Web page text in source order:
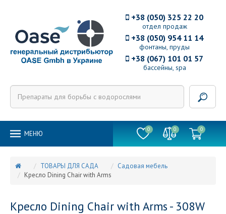
отдел продаж
+38 (050) 325 22 20
фонтаны, пруды
+38 (050) 954 11 14
бассейны, spa
+38 (067) 101 01 57
MEНЮ
0 0 0
ТОВАРЫ ДЛЯ САДА
Садовая мебель
Кресло Dining Chair with Arms
Кресло Dining Chair with Arms - 308W